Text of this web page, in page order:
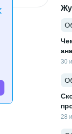
30
28